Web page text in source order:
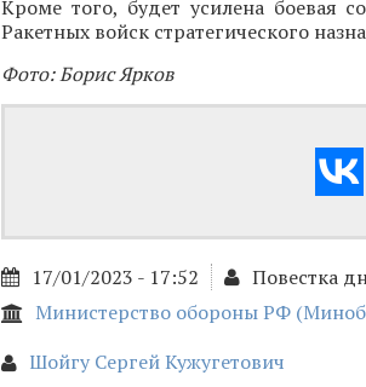
Кроме того, будет усилена боевая
Ракетных войск стратегического
Фото: Борис Ярков
17/01/2023 - 17:52 Повестка
Министерство обороны РФ
Шойгу Сергей Кужугетович